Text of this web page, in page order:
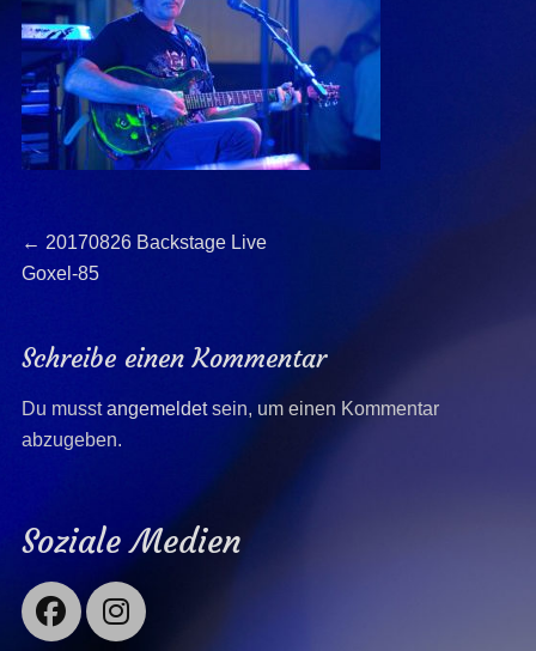
Beitragsnavigation
← Previous
post:
20170826 Backstage Live
Goxel-85
Schreibe einen Kommentar
Du musstangemeldetsein, um einen Kommentar
abzugeben.
Soziale Medien
Facebook
Instagram